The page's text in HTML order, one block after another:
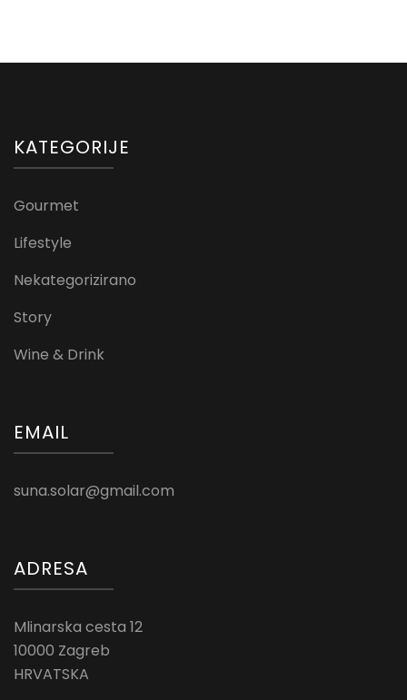
KATEGORIJE
Gourmet
Lifestyle
Nekategorizirano
Story
Wine & Drink
EMAIL
suna.solar@gmail.com
ADRESA
Mlinarska cesta 12
10000 Zagreb
HRVATSKA